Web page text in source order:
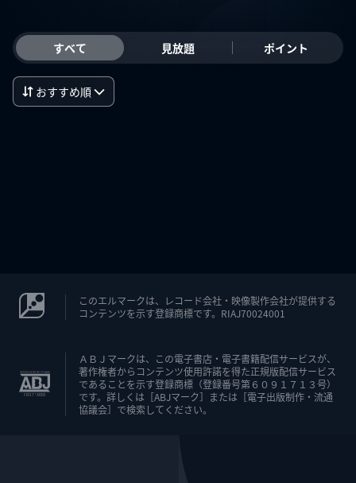
すべて 見放題 ポイント
おすすめ順
このエルマークは、レコード会社・映像製作会社が提供する
コンテンツを示す登録商標です。RIAJ70024001
ＡＢＪマークは、この電子書店・電子書籍配信サービスが、
著作権者からコンテンツ使用許諾を得た正規版配信サービス
であることを示す登録商標（登録番号第６０９１７１３号）
です。詳しくは［ABJマーク］または［電子出版制作・流通
協議会］で検索してください。